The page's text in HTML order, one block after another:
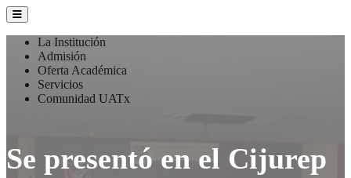
La Institución
Admisión
Oferta Académica
Servicios
Comunidad UATx
Se presentó en el Cijurep